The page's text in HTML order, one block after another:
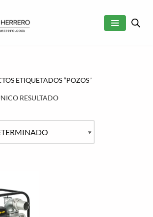
ETIQUETADOS “POZOS”
RESULTADO